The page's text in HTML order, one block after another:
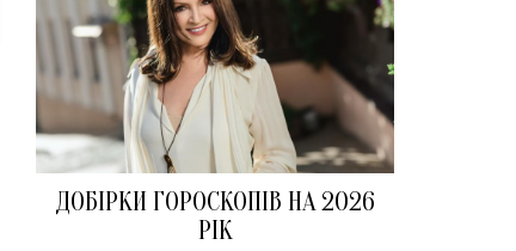
ДОБІРКИ ГОРОСКОПІВ НА 2026
РІК